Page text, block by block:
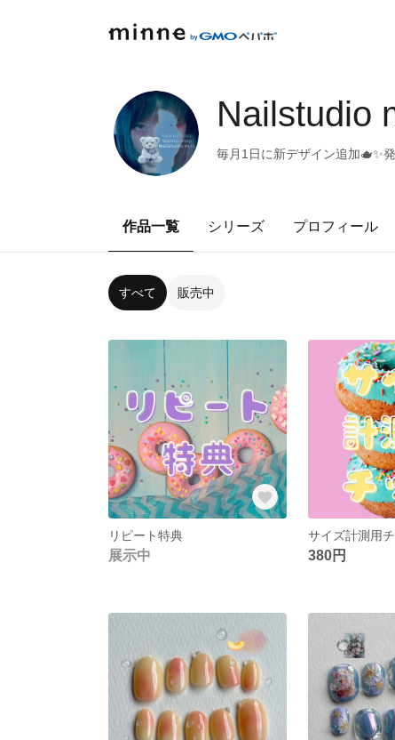
Nailstudio
毎月1日に新デザイン追加🫖✨
作品一覧 シリーズ プロフィール
すべて 販売中
リピート特典
展示中
サイズ計測用
380円